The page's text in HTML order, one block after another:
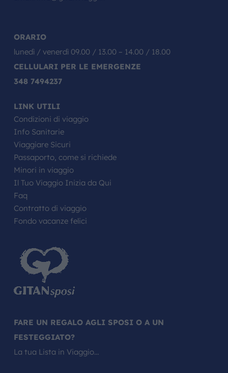
ORARIO
lunedì / venerdì 09.00 / 13.00 – 14.00 / 18.00
CELLULARI PER LE EMERGENZE
348 7494237
LINK UTILI
Condizioni di viaggio
Info Sanitarie
Viaggiare Sicuri
Passaporto, come si richiede
Minori in viaggio
Il Tuo Viaggio Inizia da Qui
Faq
Contratto di viaggio
Fondo vacanze felici
FARE UN REGALO AGLI SPOSI O A UN
FESTEGGIATO?
La tua Lista in Viaggio…